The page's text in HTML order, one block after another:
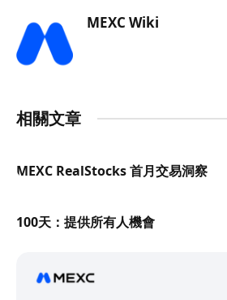
MEXC Wiki
相關文章
MEXC RealStocks 首月交易洞察
100天：提供所有人機會